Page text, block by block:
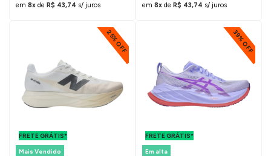
em 8x de R$ 43,74 s/ juros em 8x de R$ 43,74 s/ juros
25% OFF
FRETE GRÁTIS*
Mais Vendido
39% OFF
FRETE GRÁTIS*
Em alta